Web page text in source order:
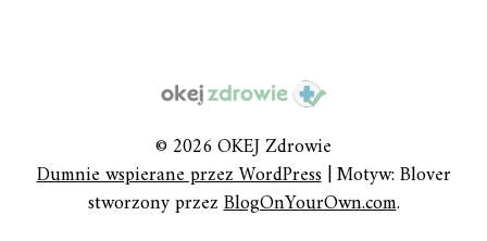
© 2026 OKEJ Zdrowie
Dumnie wspierane przez WordPress|Motyw: Blover
stworzony przezBlogOnYourOwn.com.